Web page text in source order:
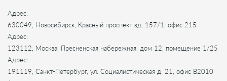
Адрес:
630049, Новосибирск, Красный проспект зд. 157/1, офис 215
Адрес:
123112, Москва, Пресненская набережная, дом 12, помещение 1/25
Адрес:
191119, Санкт-Петербург, ул. Социалистическая д. 21, офис B2010